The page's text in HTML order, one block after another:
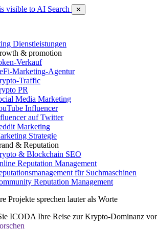
visible to AI Search ✕
Dienstleistungen
& promotion
Verkauf
Marketing-Agentur
Traffic
PR
Media Marketing
Influencer
auf Twitter
Marketing
Strategie
& Reputation
& Blockchain SEO
Reputation Management
für Suchmaschinen
Reputation Management
Projekte sprechen lauter als Worte
ICODA Ihre Reise zur Krypto-Dominanz